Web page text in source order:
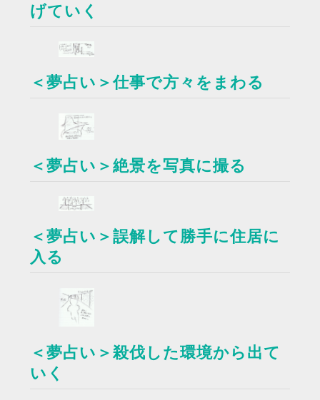
げていく
＜夢占い＞仕事で方々をまわる
＜夢占い＞絶景を写真に撮る
＜夢占い＞誤解して勝手に住居に
入る
＜夢占い＞殺伐した環境から出て
いく